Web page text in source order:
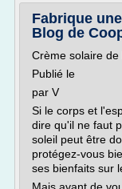
Fabrique
Blog de
Crème solaire de
Publié le
par V
Si le corps et
dire qu'il ne faut
soleil peut être
protégez-vous
ses bienfaits sur